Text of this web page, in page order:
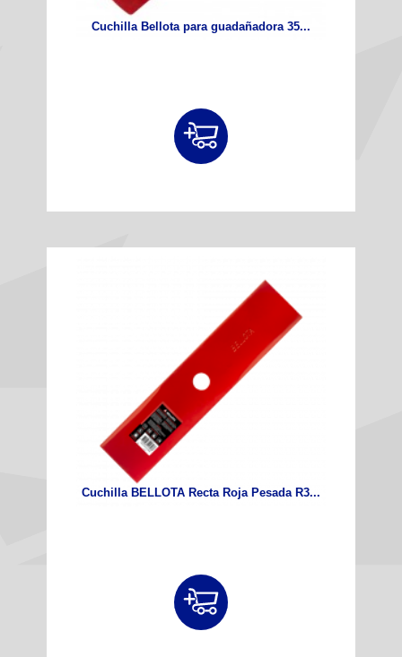
Cuchilla Bellota para guadañadora 35...
Cuchilla BELLOTA Recta Roja Pesada R3...